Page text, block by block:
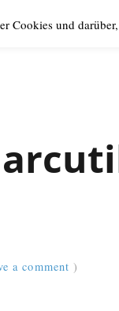
a comment )
Cookies und